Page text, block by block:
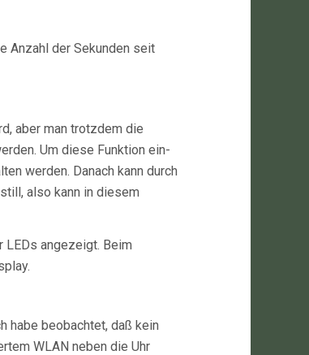
Anzahl der Sekunden seit
aber man trotzdem die
Um diese Funktion ein-
werden. Danach kann durch
also kann in diesem
LEDs angezeigt. Beim
habe beobachtet, daß kein
WLAN neben die Uhr